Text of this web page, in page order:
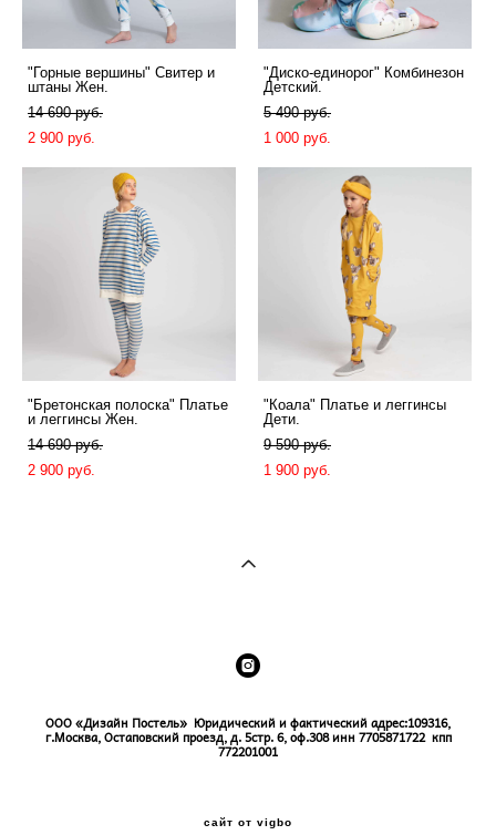
"Горные вершины" Свитер и
штаны Жен.
14 690 pуб.
2 900 pуб.
"Диско-единорог" Комбинезон
Детский.
5 490 pуб.
1 000 pуб.
"Бретонская полоска" Платье
и леггинсы Жен.
14 690 pуб.
2 900 pуб.
"Коала" Платье и леггинсы
Дети.
9 590 pуб.
1 900 pуб.
ООО «Дизайн Постель» Юридический и фактический адрес:109316,
г.Москва, Остаповский проезд, д. 5стр. 6, оф.308инн 7705871722 кпп
772201001
сайт от vigbo